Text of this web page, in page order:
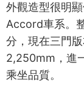
外觀造型很明
Accord車系。
分，現在三門
2,250mm，進
乘坐品質。